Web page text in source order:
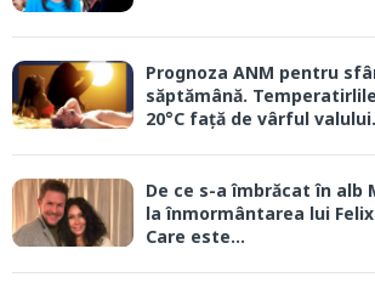
Prognoza ANM pentru
săptămână.
20°C față de vârful
De ce s-a îmbrăcat în alb
la înmormântarea lui
Care este...